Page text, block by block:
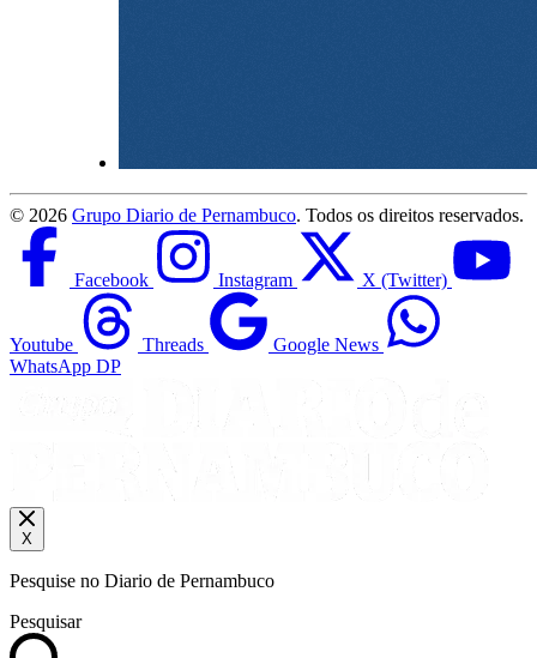
© 2026 Grupo Diario de Pernambuco. Todos os direitos reservados.
Facebook Instagram X (Twitter)
Youtube Threads
Google News
WhatsApp DP
X
Pesquise no Diario de Pernambuco
Pesquisar